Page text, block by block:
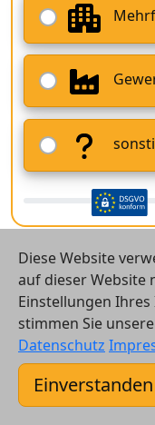
© 2026
Kontakt
Diese Website
auf dieser Website
Einstellungen
stimmen Sie
Datenschutz
Einverstanden